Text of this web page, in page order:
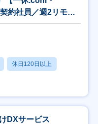
約社員／週2リモー
休日120日以上
DXサービス